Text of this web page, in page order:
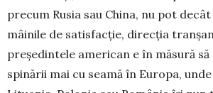
precum Rusia sau China, nu pot
mâinile de satisfacție, direcția
președintele american e în măsură
spinării mai cu seamă în Europa,